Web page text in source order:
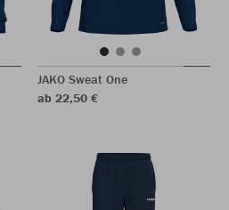
JAKO Sweat One
ab 22,50 €